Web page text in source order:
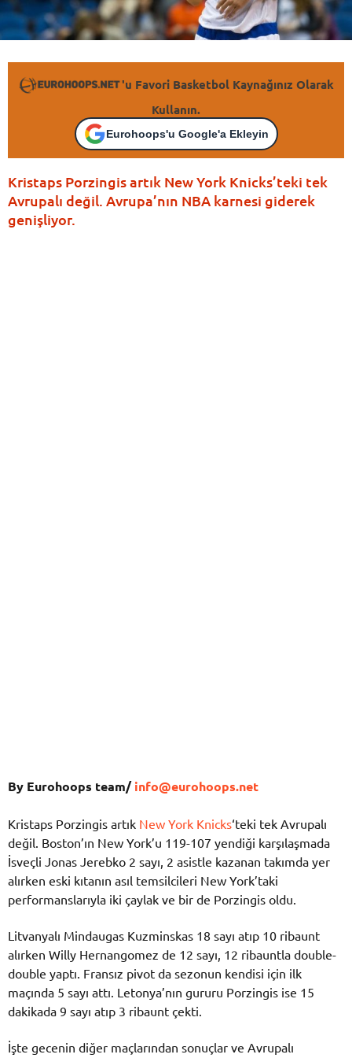
'u Favori Basketbol Kaynağınız Olarak
Kullanın.
Eurohoops'u Google'a Ekleyin
Kristaps Porzingis artık New York Knicks’teki tek
Avrupalı değil. Avrupa’nın NBA karnesi giderek
genişliyor.
By Eurohoops team/info@eurohoops.net
Kristaps Porzingis artık New York Knicks‘teki tek Avrupalı
değil. Boston’ın New York’u 119-107 yendiği karşılaşmada
İsveçli Jonas Jerebko 2 sayı, 2 asistle kazanan takımda yer
alırken eski kıtanın asıl temsilcileri New York’taki
performanslarıyla iki çaylak ve bir de Porzingis oldu.
Litvanyalı Mindaugas Kuzminskas 18 sayı atıp 10 ribaunt
alırken Willy Hernangomez de 12 sayı, 12 ribauntla double-
double yaptı. Fransız pivot da sezonun kendisi için ilk
maçında 5 sayı attı. Letonya’nın gururu Porzingis ise 15
dakikada 9 sayı atıp 3 ribaunt çekti.
İşte gecenin diğer maçlarından sonuçlar ve Avrupalı